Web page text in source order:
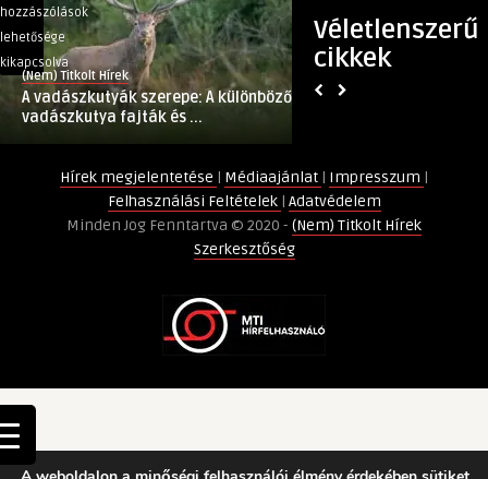
Véletlenszerű
cikkek
vadászkutyák
szerepe:
A
különböző
vadászkutya
feladatok
bejegyzéshez
hozzászólások
lehetősége
kikapcsolva
(Nem) Titkolt Hírek
A vadászkutyák szerepe: A különböző
vadászkutya fajták és ...
lehetősége
kikapcsolva
Hírek megjelentetése | Médiaajánlat | Impresszum |
Felhasználási Feltételek | Adatvédelem
Minden Jog Fenntartva © 2020 - (Nem) Titkolt Hírek
Szerkesztőség